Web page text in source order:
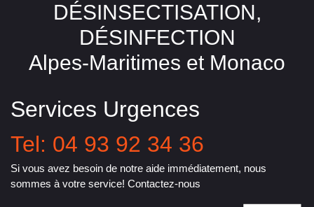
DÉSINSECTISATION,
DÉSINFECTION
Alpes-Maritimes et Monaco
Services Urgences
Tel: 04 93 92 34 36
Si vous avez besoin de notre aide immédiatement, nous
sommes à votre service! Contactez-nous